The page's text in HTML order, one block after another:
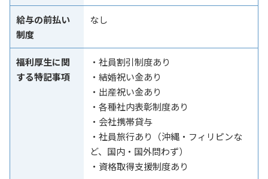
給与の前払い
制度
なし
福利厚生に関
する特記事項
・社員割引制度あり
・結婚祝い金あり
・出産祝い金あり
・各種社内表彰制度あり
・会社携帯貸与
・社員旅行あり（沖縄・フィリピンな
ど、国内・国外問わず）
・資格取得支援制度あり